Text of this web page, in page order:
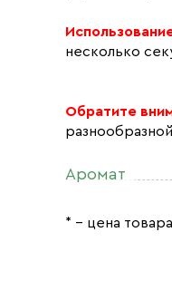
несколько
Обратите
Аромат
* – цена